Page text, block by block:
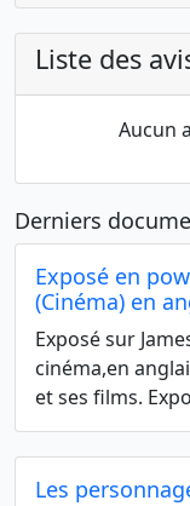
Liste des
Aucun
Derniers
Exposé en
(Cinéma) en
Exposé sur
cinéma,en
et ses films.
Les